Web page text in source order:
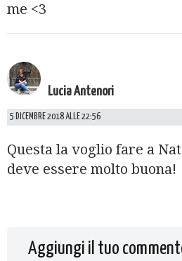
me <3
Lucia Antenori
5 DICEMBRE 2018 ALLE 22:56
Questa la voglio fare a
deve essere molto buona!
Aggiungi il tuo